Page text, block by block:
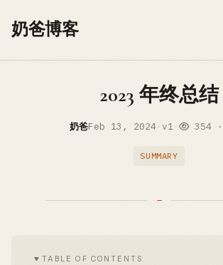
奶爸博客
2023 年终总结
奶爸Feb 13, 2024· v1· 354·
SUMMARY
TABLE OF CONTENTS